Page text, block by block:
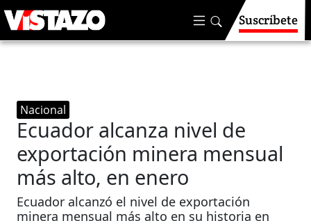
Suscríbete
Nacional
Ecuador alcanza nivel de
exportación minera mensual
más alto, en enero
Ecuador alcanzó el nivel de exportación
minera mensual más alto en su historia en